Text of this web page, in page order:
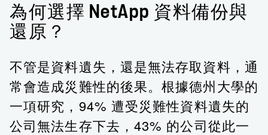
為何選擇 NetApp 資料備份與
還原？
不管是資料遺失，還是無法存取資料，通
常會造成災難性的後果。根據德州大學的
一項研究，94% 遭受災難性資料遺失的
公司無法生存下去，43% 的公司從此一